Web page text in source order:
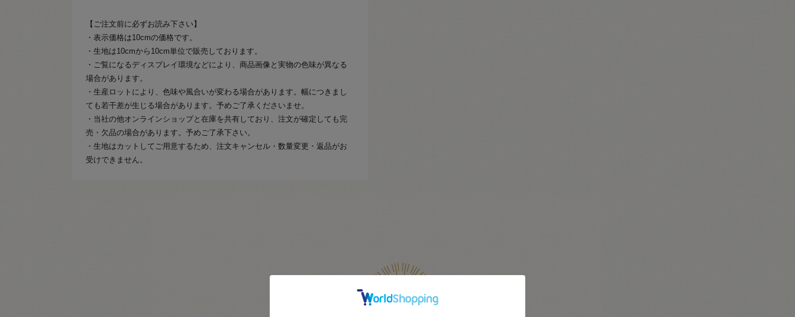
【ご注文前に必ずお読み下さい】
・表示価格は10cmの価格です。
・生地は10cmから10cm単位で販売しております。
・ご覧になるディスプレイ環境などにより、商品画像と実物の色味が異なる
場合があります。
・生産ロットにより、色味や風合いが変わる場合があります。幅につきまし
ても若干差が生じる場合があります。予めご了承くださいませ。
・当社の他オンラインショップと在庫を共有しており、注文が確定しても完
売・欠品の場合があります。予めご了承下さい。
・生地はカットしてご用意するため、注文キャンセル・数量変更・返品がお
受けできません。